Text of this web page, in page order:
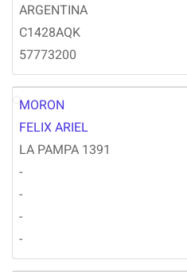
ARGENTINA
C1428AQK
57773200
FM
MORON
FELIX ARIEL
LA PAMPA 1391
-
-
-
-